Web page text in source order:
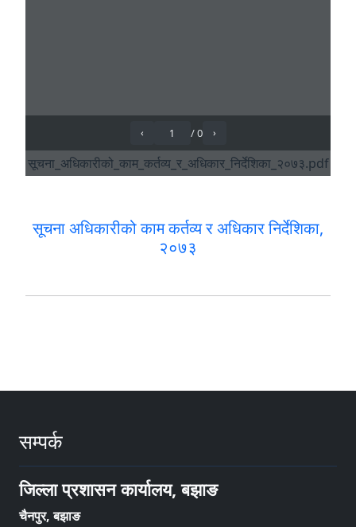
सूचना अधिकारीको काम कर्तव्य र अधिकार निर्देशिका,
२०७३
सम्पर्क
जिल्ला प्रशासन कार्यालय, बझाङ
चैनपुर, बझाङ